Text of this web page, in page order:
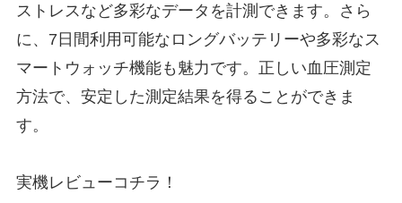
ストレスなど多彩なデータを計測できます。さら
に、7日間利用可能なロングバッテリーや多彩なス
マートウォッチ機能も魅力です。正しい血圧測定
方法で、安定した測定結果を得ることができま
す。
実機レビューコチラ！